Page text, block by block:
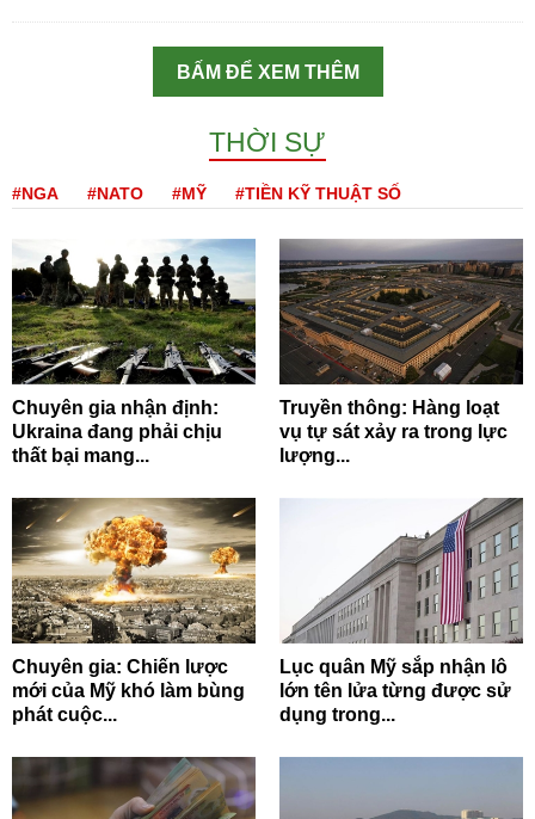
BẤM ĐỂ XEM THÊM
THỜI SỰ
#NGA #NATO #MỸ #TIỀN KỸ THUẬT SỐ
Chuyên gia nhận định:
Ukraina đang phải chịu
thất bại mang...
Truyền thông: Hàng loạt
vụ tự sát xảy ra trong lực
lượng...
Chuyên gia: Chiến lược
mới của Mỹ khó làm bùng
phát cuộc...
Lục quân Mỹ sắp nhận lô
lớn tên lửa từng được sử
dụng trong...